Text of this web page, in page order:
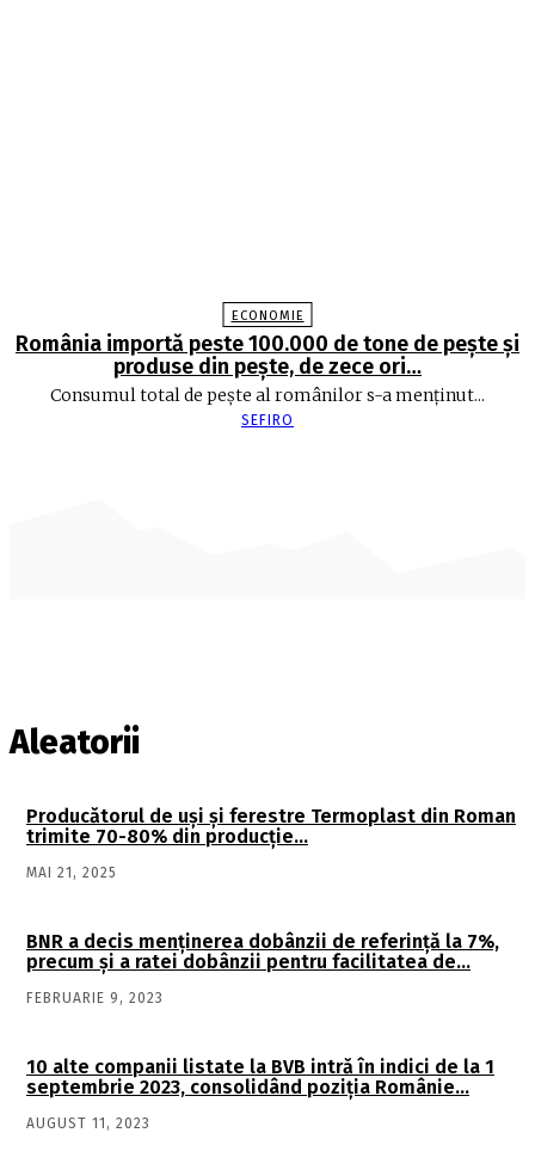
ECONOMIE
România importă peste 100.000 de tone de peşte şi
produse din peşte, de zece ori…
Consumul total de peşte al ro­mâ­nilor s-a menţinut...
SEFIRO
Aleatorii
Producătorul de uşi şi ferestre Termoplast din Roman
trimite 70-80% din producţie…
MAI 21, 2025
BNR a decis menţinerea dobânzii de referinţă la 7%,
precum şi a ratei dobânzii pentru facilitatea de…
FEBRUARIE 9, 2023
10 alte companii listate la BVB intră în indici de la 1
septembrie 2023, consolidând poziţia Românie…
AUGUST 11, 2023